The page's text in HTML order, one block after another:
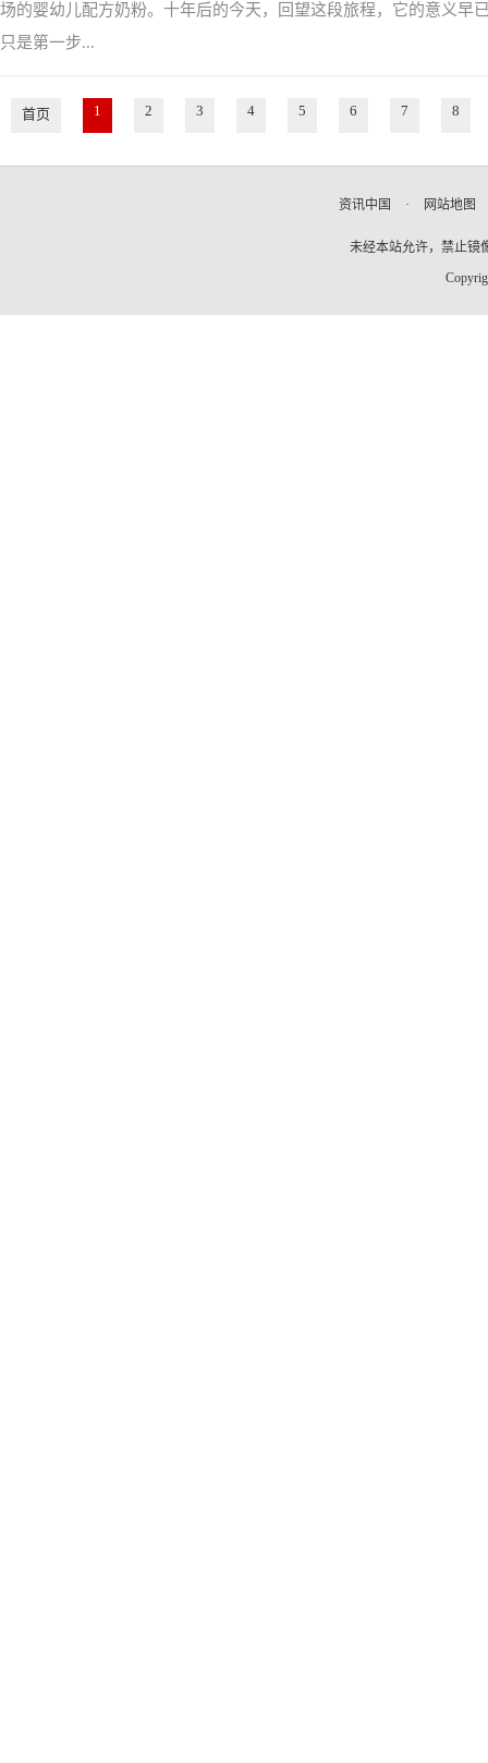
场的婴幼儿配方奶粉。十年后的今天，回望这段旅程，它的意义早
只是第一步...
首页 1 2 3 4 5 6 7 8
资讯中国 · 网站地图
未经本站允许，禁止镜